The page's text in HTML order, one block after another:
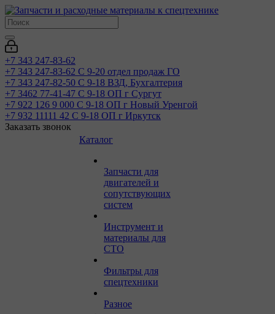
+7 343 247-83-62
+7 343 247-83-62 С 9-20 отдел продаж ГО
+7 343 247-82-50 С 9-18 ВЗД, Бухгалтерия
+7 3462 77-41-47 С 9-18 ОП г Сургут
+7 922 126 9 000 С 9-18 ОП г Новый Уренгой
+7 932 11111 42 С 9-18 ОП г Иркутск
Заказать звонок
Каталог
Запчасти для
двигателей и
сопутствующих
систем
Инструмент и
материалы для
СТО
Фильтры для
спецтехники
Разное